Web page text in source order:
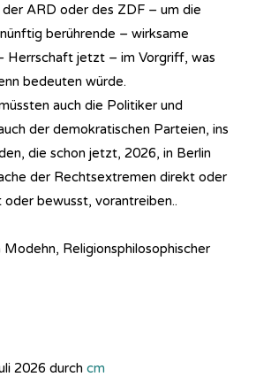
der ARD oder des ZDF – um die
berührende – wirksame
Herrschaft jetzt – im Vorgriff, was
bedeuten würde.
auch die Politiker und
der demokratischen Parteien, ins
die schon jetzt, 2026, in Berlin
der Rechtsextremen direkt oder
bewusst, vorantreiben..
Modehn, Religionsphilosophischer
2026 durch cm